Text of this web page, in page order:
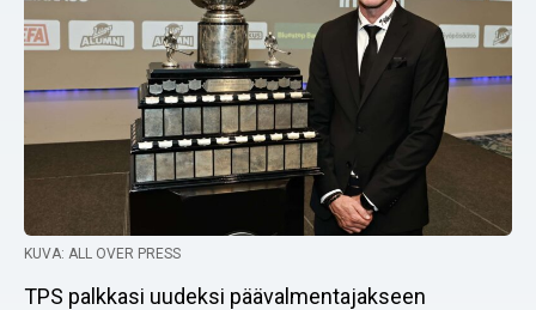
KUVA: ALL OVER PRESS
TPS palkkasi uudeksi päävalmentajakseen